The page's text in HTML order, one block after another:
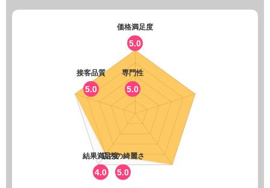
価格満足度
5.0
専門性
5.0
店内の綺麗さ
5.0
結果満足度
4.0
接客品質
5.0